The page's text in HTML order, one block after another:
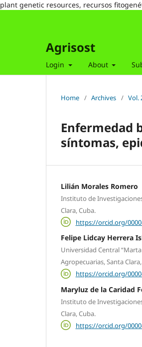
plant genetic resources, recursos
Agrisost
Login About
Home / Archives / Vol.
Enfermedad
síntomas,
Lilián Morales Romero
Instituto de
Clara, Cuba.
https://orcid.org/
Felipe Lidcay Herrera
Universidad Central
Agropecuarias, Santa
https://orcid.org/
Maryluz de la Caridad
Instituto de
Clara, Cuba.
https://orcid.org/